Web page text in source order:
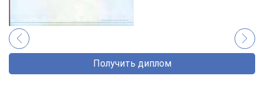
Получить диплом